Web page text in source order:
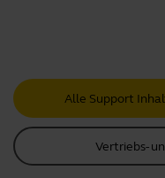
Alle Support
Vertriebs-